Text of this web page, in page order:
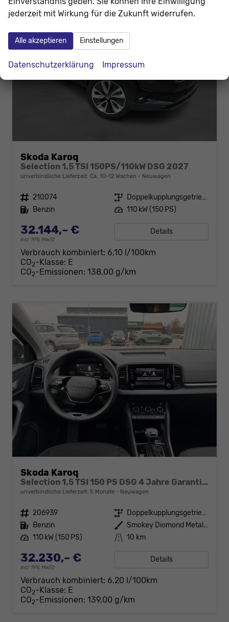
Skoda Karoq
Selection 1.5 TSI 150PS/110kW DSG 2027
unverbindliche Lieferzeit: Ca. 10-12 Wochen Neuwagen
Fahrzeugnr. 210074 Getriebe
Doppelkupplungsgetriebe (DSG)
Kraftstoff Benzin Leistung 110 kW (150 PS)
32.144,– €
incl. 19% MwSt.
Details
Verbrauch kombiniert: 6,10 l/100km
CO2-Klasse: E
CO2-Emissionen: 138,00 g/km
Skoda Karoq
Selection 1.5 TSI 150 PS DSG 4 Jahre Garantie-Anhängerkupplung-Keyless Start-AppleCarPlay-AndroidAuto-Sunset-Tempomat-2-Zonen-Klima-16''Alu
unverbindliche Lieferzeit: 5 Monate Neuwagen
Fahrzeugnr. 206939 Getriebe
Doppelkupplungsgetriebe (DSG)
Kraftstoff Benzin Außenfarbe
Smokey Diomond Metallic
Leistung 110 kW (150 PS) Kilometerstand 10 km
32.230,– €
incl. 19% MwSt.
Details
Verbrauch kombiniert: 6,20 l/100km
CO2-Klasse: E
CO2-Emissionen: 139,00 g/km
jederzeit mit Wirkung für die Zukunft widerrufen.
Alle akzeptieren Einstellungen
Datenschutzerklärung Impressum